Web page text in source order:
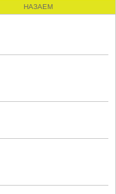
НАЗАЕМ